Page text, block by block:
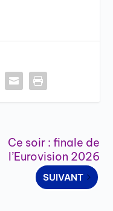
Ce soir : finale de
l’Eurovision 2026
SUIVANT